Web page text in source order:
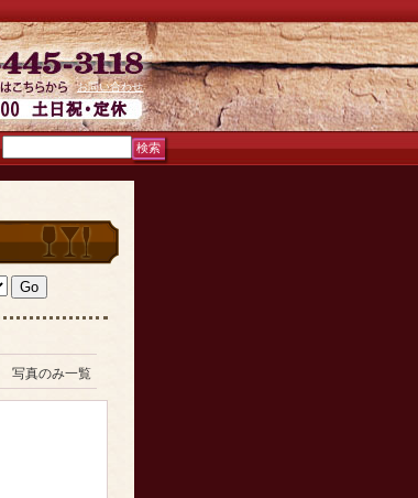
お問い合わせ
写真のみ一覧